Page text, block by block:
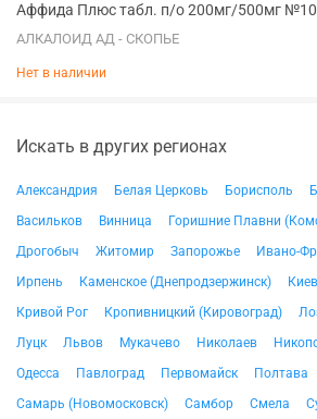
Аффида Плюс табл. п/о 200мг/500мг №10
АЛКАЛОИД АД - СКОПЬЕ
Нет в наличии
Искать в других регионах
Александрия Белая Церковь Борисполь
Васильков
Винница Горишние Плавни
Дрогобыч
Житомир Запорожье Ивано-
Ирпень
Каменское (Днепродзержинск) Киев
Кривой Рог
Кропивницкий (Кировоград)
Луцк
Львов Мукачево Николаев
Одесса
Павлоград Первомайск Полтава
Самарь (Новомосковск)
Самбор Смела